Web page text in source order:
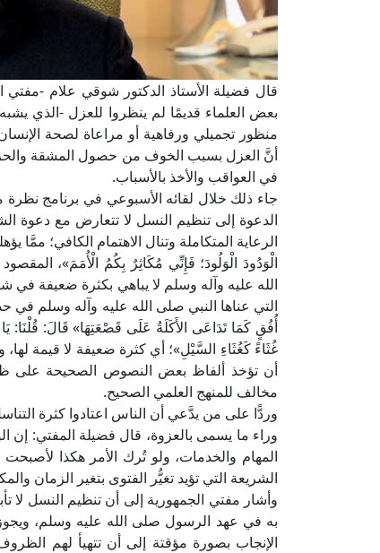
قال فضيلة الأستاذ الدكتور شوقي علام -مفتي
بعض العلماء قديمًا لم ينظروا للعزل -الذي
منظور تجميلي ورفاهية أو مراعاة لصحة
أنَّ العزل بسبب الخوف من حصول المشقة والحرج
في العواقب والأخذ بالأسباب.
جاء ذلك خلال لقائه الأسبوعي في برنامج
الدعوة إلى تنظيم النسل لا تتعارض مع دعوة
الرعاية المتكاملة وتنال الاهتمام الكافي؛
الْوَدُودَ الْوَلُودَ؛ فَإِنِّي مُكَاثِرٌ بِكُمُ الْأُمَمَ»،
الله عليه وآله وسلم لا يباهي بكثرة ضعيفة في
التي عناها النبي صلى الله عليه وآله وسلم
أُفُقٍ كَمَا تَدَاعَى الأَكَلَةُ عَلَى قَصْعَتِهَا» قَالَ: قُلْنَا:
غُثَاءً كَغُثَاءِ السَّيْلِ»؛ أي كثرة ضعيفة لا قيمة
أن تؤخذ ألفاظ بعض النصوص الصحيحة على
مخالف للمنهج العلمي الصحيح.
وردًّا على من يدَّعي أن الناس اعتادوا كثرة
وراء ما يسمى بالعزوة، قال فضيلة المفتي: إن
المهام والخدمات، ولو تُرك الأمر هكذا
الشريعة التي تؤيد تغيُّر الفتوى بتغير الزمان
وأشار مفتي الجمهورية إلى أن تنظيم النسل لا
به في عهد الرسول صلى الله عليه وسلم،
الإنجاب بصورة مؤقتة إلى أن تتهيأ لهم